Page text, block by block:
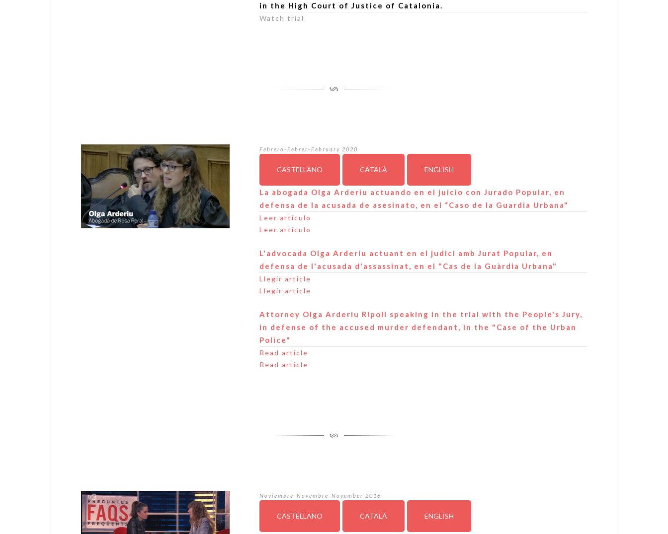
in the High Court of Justice of Catalonia.
Watch trial
Febrero-Febrer-February 2020
CASTELLANO CATALÀ ENGLISH
La abogada Olga Arderiu actuando en el juicio con Jurado Popular, en
defensa de la acusada de asesinato, en el “Caso de la Guardia Urbana"
Leer artículo
Leer artículo
L'advocada Olga Arderiu actuant en el judici amb Jurat Popular, en
defensa de l'acusada d'assassinat, en el "Cas de la Guàrdia Urbana"
Llegir article
Llegir article
Attorney Olga Arderiu Ripoll speaking in the trial with the People's Jury,
in defense of the accused murder defendant, in the "Case of the Urban
Police"
Read article
Read article
Noviembre-Novembre-November 2018
CASTELLANO CATALÀ ENGLISH